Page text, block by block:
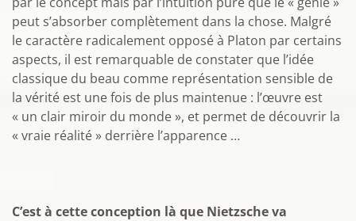
peut s’absorber complètement dans la chose. Malgré
le caractère radicalement opposé à Platon par certains
aspects, il est remarquable de constater que l’idée
classique du beau comme représentation sensible de
la vérité est une fois de plus maintenue : l’œuvre est
« un clair miroir du monde », et permet de découvrir la
« vraie réalité » derrière l’apparence …
C’est à cette conception là que Nietzsche va